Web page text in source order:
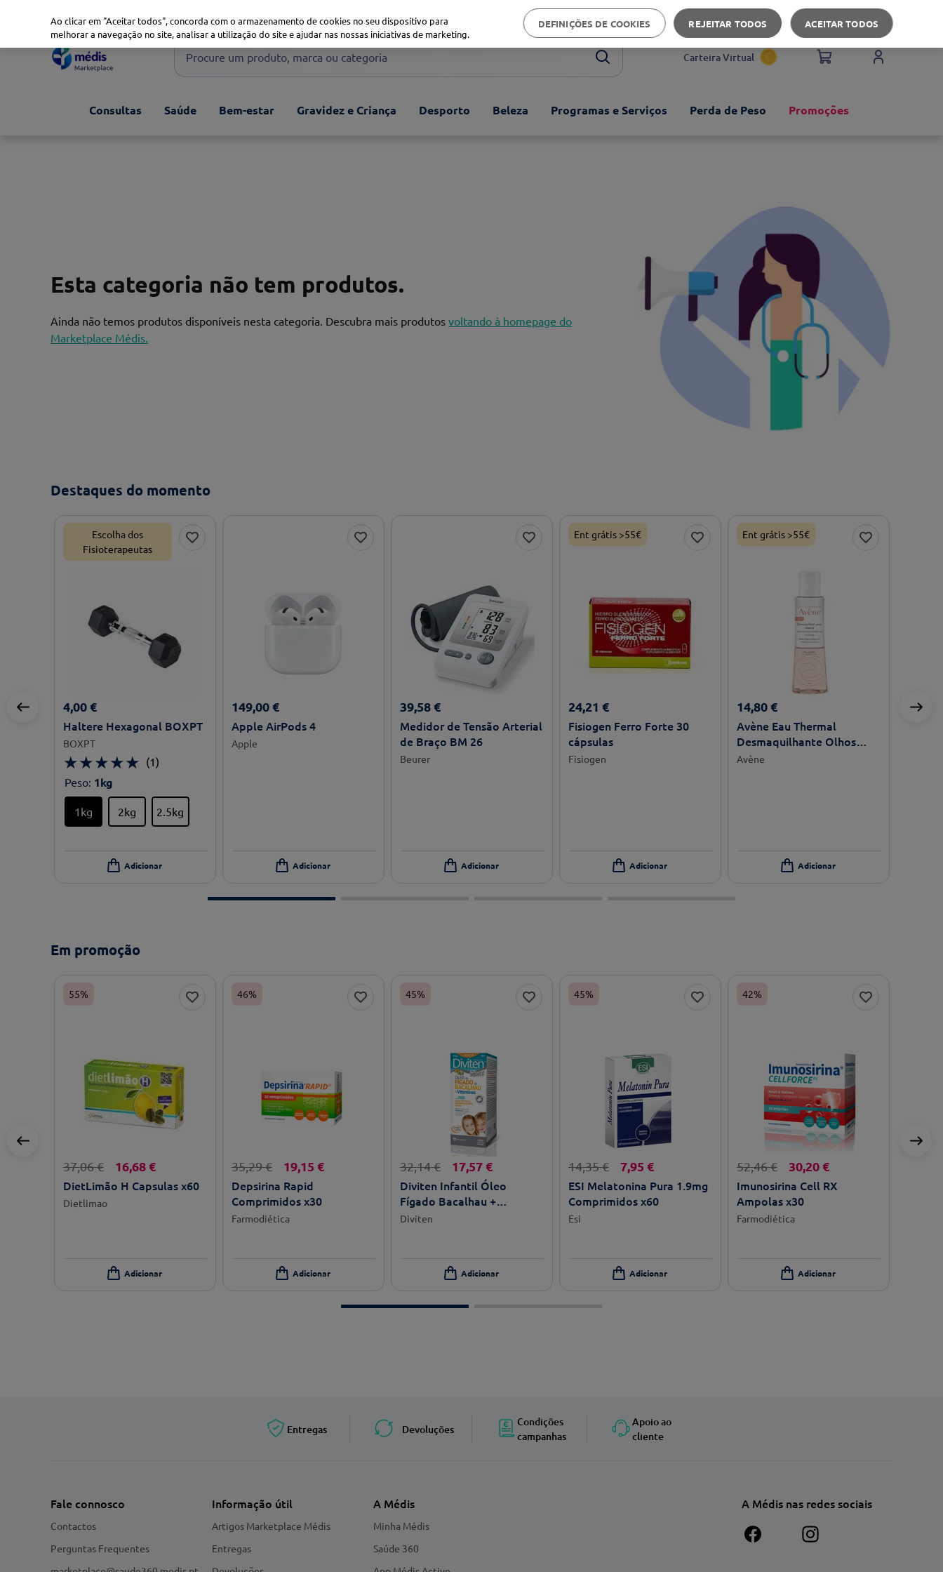
Apoio ao cliente
Procure um produto, marca ou categoria
1º xiaomi
Carteira Virtual
Consultas Saúde Bem-estar Gravidez e Criança Desporto Beleza Programas e Serviços Perda de Peso Promoções
Esta categoria não tem produtos.
Ainda não temos produtos disponíveis nesta categoria. Descubra mais produtos voltando à homepage do
Marketplace Médis.
Destaques do momento
Escolha dos
Fisioterapeutas
4,00 €
Haltere Hexagonal BOXPT
BOXPT
★★★★★ (1)
Peso: 1kg
1kg 2kg 2.5kg
149,00 €
Apple AirPods 4
Apple
39,58 €
Medidor de Tensão Arterial
de Braço BM 26
Beurer
Ent grátis >55€
24,21 €
Fisiogen Ferro Forte 30
cápsulas
Fisiogen
Ent grátis >55€
14,80 €
Avène Eau Thermal
Desmaquilhante Olhos
Sensíveis Intenso
Avène
Em promoção
55%
37,06€ 16,68 €
DietLimão H Capsulas x60
Dietlimao
46%
35,29€ 19,15 €
Depsirina Rapid
Comprimidos x30
Farmodiética
45%
32,14€ 17,57 €
Diviten Infantil Óleo
Fígado Bacalhau +
Vitaminas 300ml
Diviten
45%
14,35€ 7,95 €
ESI Melatonina Pura 1.9mg
Comprimidos x60
Esi
42%
52,46€ 30,20 €
Imunosirina Cell RX
Ampolas x30
Farmodiética
Entregas Devoluções
Condições
campanhas
Apoio ao
cliente
Fale connosco
Contactos
Perguntas Frequentes
Informação útil
Artigos Marketplace Médis
Entregas
A Médis
Minha Médis
Saúde 360
A Médis nas redes sociais
Ao clicar em "Aceitar todos", concorda com o armazenamento de cookies no seu dispositivo para
melhorar a navegação no site, analisar a utilização do site e ajudar nas nossas iniciativas de marketing.
DEFINIÇÕES DE COOKIES REJEITAR TODOS ACEITAR TODOS